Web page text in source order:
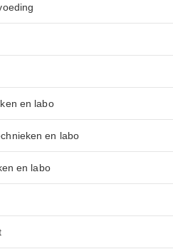
en labo
en labo
en labo